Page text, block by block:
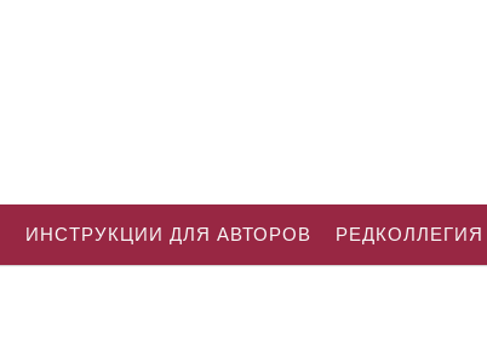
ИНСТРУКЦИИ ДЛЯ АВТОРОВ РЕДКОЛЛЕГИЯ